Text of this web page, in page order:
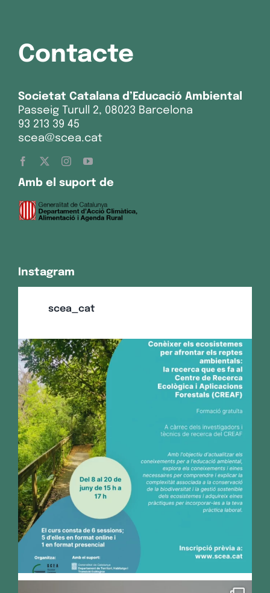
Contacte
Societat Catalana d’Educació Ambiental
Passeig Turull 2, 08023 Barcelona
93 213 39 45
scea@scea.cat
Amb el suport de
Instagram
scea_cat